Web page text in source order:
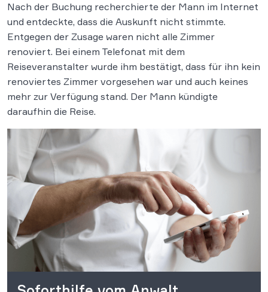
Nach der Buchung recherchierte der Mann im Internet
und entdeckte, dass die Auskunft nicht stimmte.
Entgegen der Zusage waren nicht alle Zimmer
renoviert. Bei einem Telefonat mit dem
Reiseveranstalter wurde ihm bestätigt, dass für ihn kein
renoviertes Zimmer vorgesehen war und auch keines
mehr zur Verfügung stand. Der Mann kündigte
daraufhin die Reise.